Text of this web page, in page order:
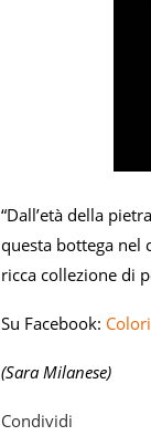
“Dall’età della
questa bottega nel
ricca collezione di
Su Facebook:
(Sara Milanese)
Condividi